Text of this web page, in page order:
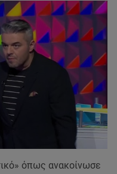
όπως ανακοίνωσε